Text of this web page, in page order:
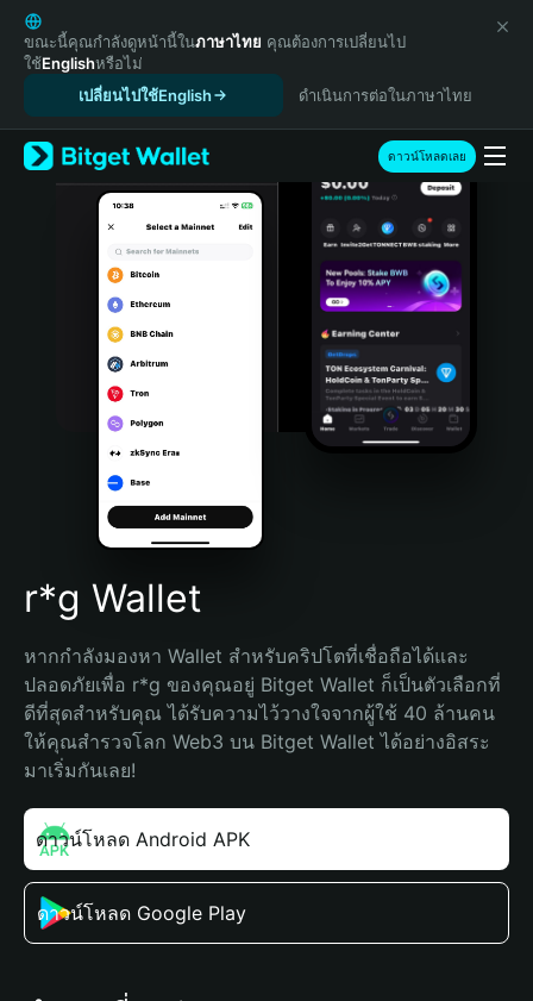
English
日本語
Tiếng Việt
Español (Latinoamérica)
Türkçe
Italiano
Português (Portugal)
Bahasa Indonesia
Português (Brasil)
Español (Argentina)
ขณะนี้คุณกำลังดูหน้านี้ในภาษาไทย คุณต้องการเปลี่ยนไป
ใช้Englishหรือไม่
เปลี่ยนไปใช้English
ดำเนินการต่อในภาษาไทย
ดาวน์โหลดเลย
r*g Wallet
หากกำลังมองหา Wallet สำหรับคริปโตที่เชื่อถือได้และ
ปลอดภัยเพื่อ r*g ของคุณอยู่ Bitget Wallet ก็เป็นตัวเลือกที่
ดีที่สุดสำหรับคุณ ได้รับความไว้วางใจจากผู้ใช้ 40 ล้านคน
ให้คุณสำรวจโลก Web3 บน Bitget Wallet ได้อย่างอิสระ
มาเริ่มกันเลย!
ดาวน์โหลด Android APK
ดาวน์โหลด Google Play